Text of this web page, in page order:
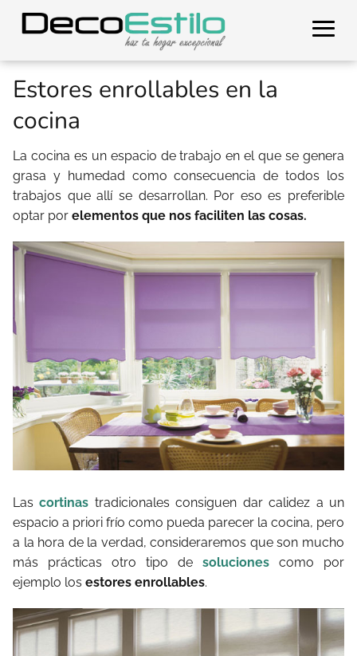
Estores enrollables en la
cocina
La cocina es un espacio de trabajo en el que se genera
grasa y humedad como consecuencia de todos los
trabajos que allí se desarrollan. Por eso es preferible
optar por elementos que nos faciliten las cosas.
Lascortinas tradicionales consiguen dar calidez a un
espacio a priori frío como pueda parecer la cocina, pero
a la hora de la verdad, consideraremos que son mucho
más prácticas otro tipo de soluciones como por
ejemplo los estores enrollables.